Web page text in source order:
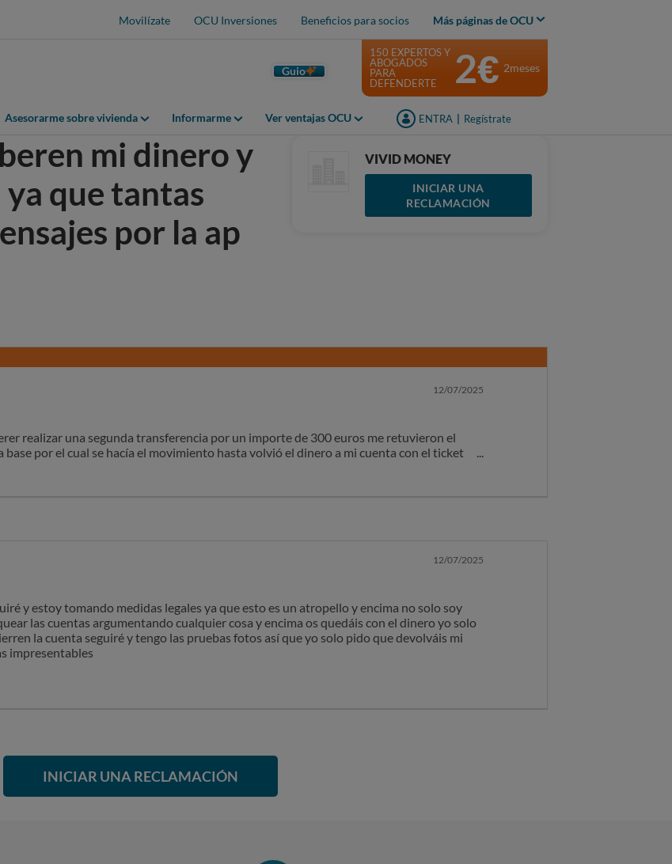
Movilízate OCU Inversiones Beneficios para socios Más páginas de OCU
Guio
Asesorarme sobre vivienda Informarme Ver ventajas OCU ENTRA Regístrate
150 EXPERTOS Y
ABOGADOS
PARA
DEFENDERTE
2€ 2meses
mi dinero y
que tantas
por la ap
VIVID MONEY
INICIAR UNA
RECLAMACIÓN
12/07/2025
realizar una segunda transferencia por un importe de 300 euros me retuvieron el
por el cual se hacía el movimiento hasta volvió el dinero a mi cuenta con el ticket
cerrarían mi cuenta por los términos que no se que que estas en su base legal que
mes en el día 11 de julio me han enviado otro correo para decirme que tendrán mo
ah sido un verdadero infierno angustia 😧 y su servicio de atención es un bot no
repetidos automatizados y como me arrepiento de haber abierto esta cuenta con
12/07/2025
y estoy tomando medidas legales ya que esto es un atropello y encima no solo soy
las cuentas argumentando cualquier cosa y encima os quedáis con el dinero yo solo
la cuenta seguiré y tengo las pruebas fotos así que yo solo pido que devolváis mi
impresentables
INICIAR UNA RECLAMACIÓN